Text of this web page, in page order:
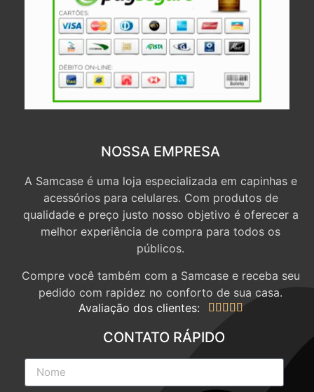
NOSSA EMPRESA
A Samcase é uma loja especializada em capinhas e
acessórios para celulares. Com produtos de
qualidade e preço justo nosso objetivo é oferecer a
melhor experiência de compra para todos os
públicos.
Compre você também com a Samcase e receba seu
pedido com rapidez no conforto de sua casa.
Avaliação dos clientes:
    
CONTATO RÁPIDO